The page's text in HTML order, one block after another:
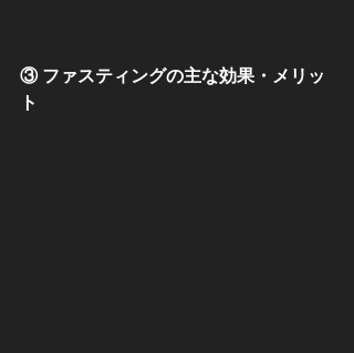
③ ファスティングの主な効果・メリッ
ト